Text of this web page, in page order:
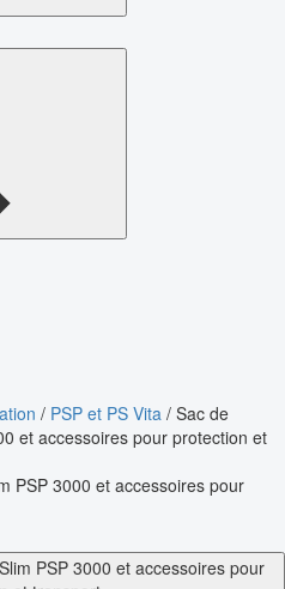
/ PSP et PS Vita / Sac de
et accessoires pour protection et